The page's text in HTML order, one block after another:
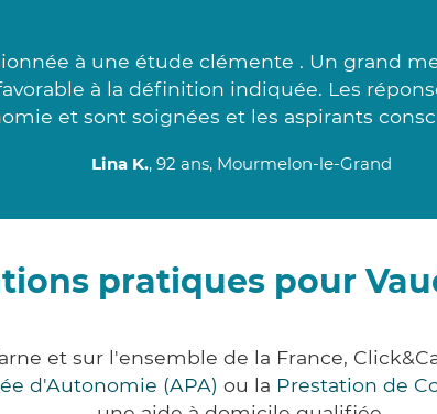
à une étude clémente . Un grand
à la définition indiquée. Les
et sont soignées et les aspirants
Lina K., 92 ans, Mourmelon-le-Grand
pratiques pour
et sur l'ensemble de la France,
d'Autonomie (APA) ou la Prestation de